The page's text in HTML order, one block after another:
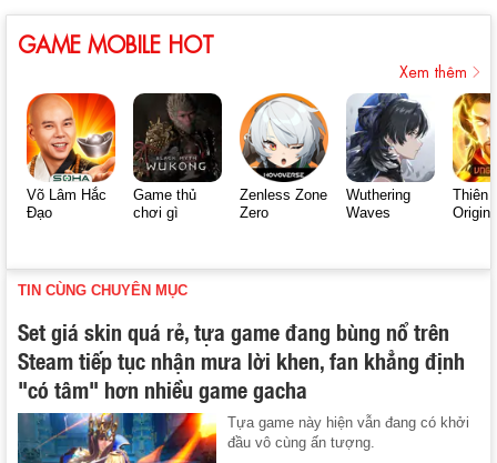
GAME MOBILE HOT
Xem thêm
Võ Lâm Hắc
Đạo
Game thủ
chơi gì
Zenless Zone
Zero
Wuthering
Waves
Thiên
Origin
TIN CÙNG CHUYÊN MỤC
Set giá skin quá rẻ, tựa game đang bùng nổ trên
Steam tiếp tục nhận mưa lời khen, fan khẳng định
"có tâm" hơn nhiều game gacha
Tựa game này hiện vẫn đang có khởi
đầu vô cùng ấn tượng.